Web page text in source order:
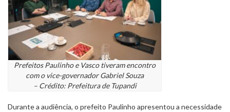
Prefeitos Paulinho e Vasco tiveram encontro
com o vice-governador Gabriel Souza
– Crédito: Prefeitura de Tupandi
Durante a audiência, o prefeito Paulinho apresentou a necessidade